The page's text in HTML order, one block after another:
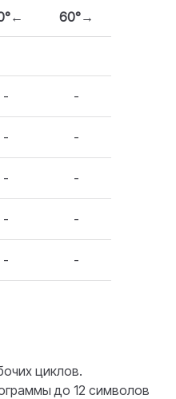
60°→
- -
- -
- -
- -
- -
циклов.
до 12 символов